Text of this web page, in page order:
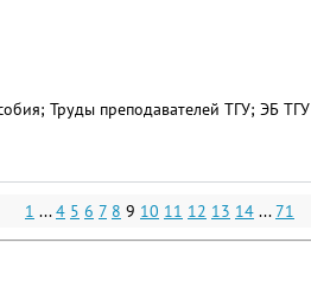
Труды преподавателей ТГУ; ЭБ ТГУ
1 ... 4 5 6 7 8 9 10 11 12 13 14 ... 71